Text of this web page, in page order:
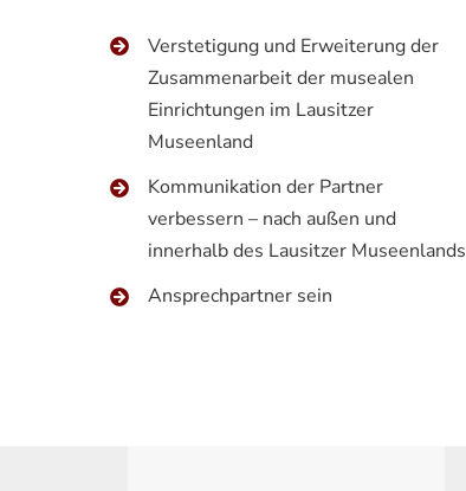
Verstetigung und Erweiterung der
Zusammenarbeit der musealen
Einrichtungen im Lausitzer
Museenland
Kommunikation der Partner
verbessern – nach außen und
innerhalb des Lausitzer Museenlands
Ansprechpartner sein